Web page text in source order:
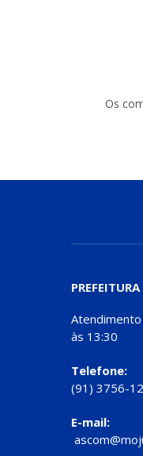
Os
às 13:30
Telefone:
(91) 3756-
E-mail: